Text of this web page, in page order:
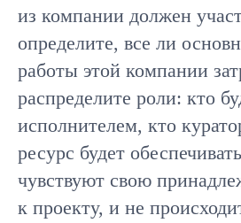
из компании должен
определите, все ли
работы этой компании
распределите роли: кто
исполнителем, кто
ресурс будет
чувствуют свою
к проекту, и не